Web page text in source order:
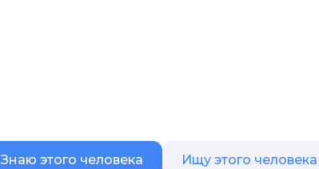
Знаю этого человека Ищу этого человека